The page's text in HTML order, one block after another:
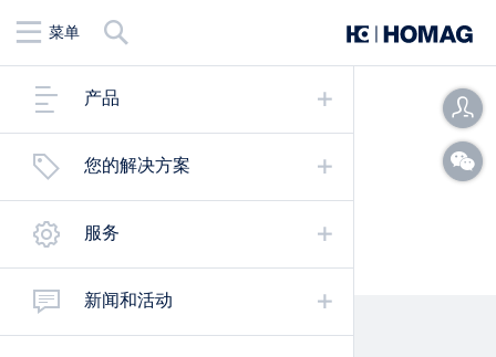
菜单
已实施的项目
产品
您的解决方案
服务
新闻和活动